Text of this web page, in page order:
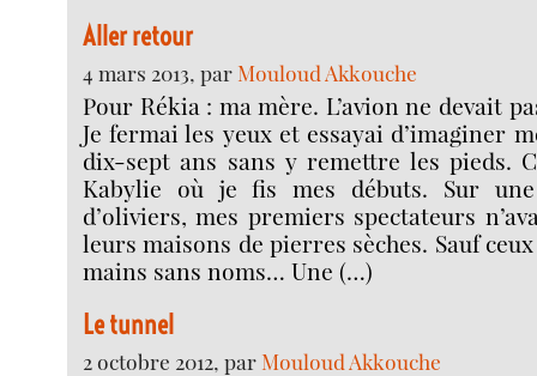
Aller retour
4 mars 2013, parMouloud Akkouche
Pour Rékia : ma mère. L’avion ne devait
Je fermai les yeux et essayai d’imaginer
dix-sept ans sans y remettre les pieds.
Kabylie où je fis mes débuts. Sur
d’oliviers, mes premiers spectateurs
leurs maisons de pierres sèches. Sauf
mains sans noms… Une (…)
Le tunnel
2 octobre 2012, parMouloud Akkouche